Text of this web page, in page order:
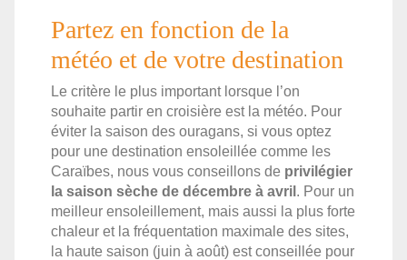
Partez en fonction de la
météo et de votre destination
Le critère le plus important lorsque l’on
souhaite partir en croisière est la météo. Pour
éviter la saison des ouragans, si vous optez
pour une destination ensoleillée comme les
Caraïbes, nous vous conseillons de privilégier
la saison sèche de décembre à avril . Pour un
meilleur ensoleillement, mais aussi la plus forte
chaleur et la fréquentation maximale des sites,
la haute saison (juin à août) est conseillée pour